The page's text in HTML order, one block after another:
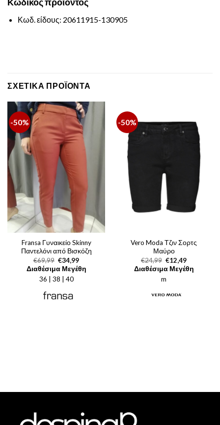
Κωδ. είδους: 20611915-130905
ΣΧΕΤΙΚΆ ΠΡΟΪΌΝΤΑ
-50%
Fransa Γυναικείο Skinny
Παντελόνι από Βισκόζη
€69,99 Original
price
was:
€69,99.
€34,99Η
τρέχουσα
τιμή
Διαθέσιμα Μεγέθη
36 | 38 | 40
-50%
Vero Moda Τζιν Σορτς
Μαύρο
€24,99 Original
price
was:
€24,99.
€12,49Η
τρέχουσα
τιμή
Διαθέσιμα Μεγέθη
m